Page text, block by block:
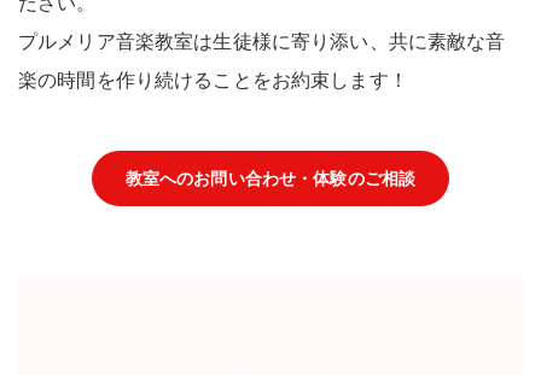
プルメリア音楽教室は生徒様に寄り添い、共に素敵な音
楽の時間を作り続けることをお約束します！
教室へのお問い合わせ・体験のご相談